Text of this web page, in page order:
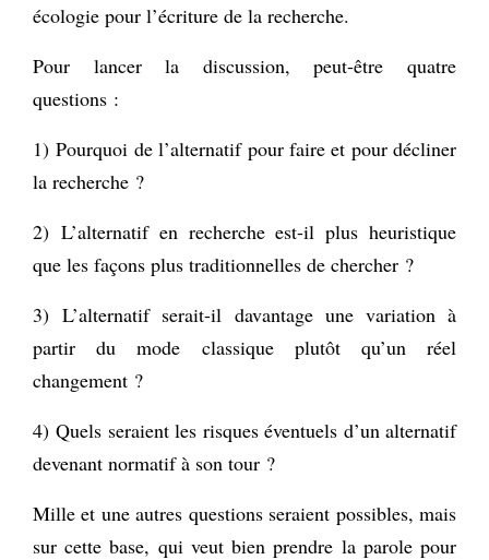
écologie pour l’écriture de la recherche.
Pour lancer la discussion, peut-être quatre
questions :
1) Pourquoi de l’alternatif pour faire et pour décliner
la recherche ?
2) L’alternatif en recherche est-il plus heuristique
que les façons plus traditionnelles de chercher ?
3) L’alternatif serait-il davantage une variation à
partir du mode classique plutôt qu’un réel
changement ?
4) Quels seraient les risques éventuels d’un alternatif
devenant normatif à son tour ?
Mille et une autres questions seraient possibles, mais
sur cette base, qui veut bien prendre la parole pour